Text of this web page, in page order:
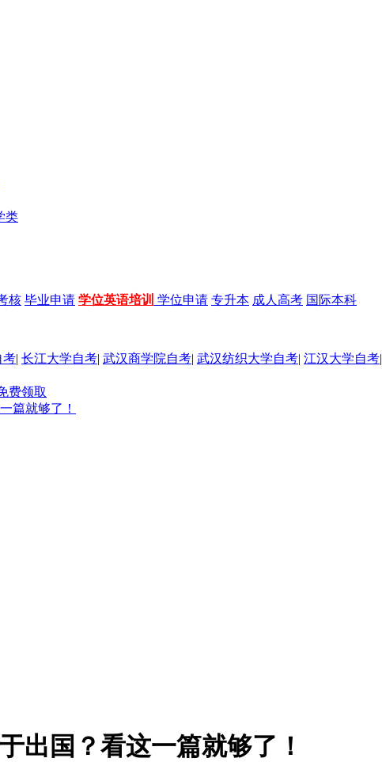
类
核 毕业申请 学位英语培训 学位申请 专升本 成人高考 国际本科
考| 长江大学自考| 武汉商学院自考| 武汉纺织大学自考| 江汉大学自考|
篇就够了！
出国？看这一篇就够了！